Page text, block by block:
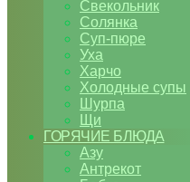
Свекольник
Солянка
Суп-пюре
Уха
Харчо
Холодные супы
Шурпа
Щи
ГОРЯЧИЕ БЛЮДА
Азу
Антрекот